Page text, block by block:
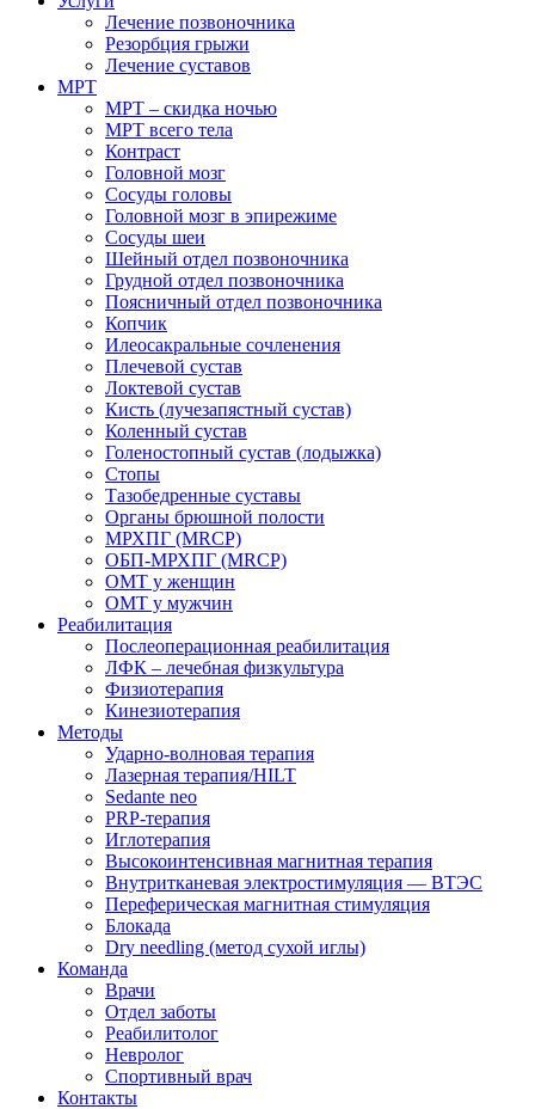
Лечение позвоночника
Резорбция грыжи
Лечение суставов
МРТ
МРТ – скидка ночью
МРТ всего тела
Контраст
Головной мозг
Сосуды головы
Головной мозг в эпирежиме
Сосуды шеи
Шейный отдел позвоночника
Грудной отдел позвоночника
Поясничный отдел позвоночника
Копчик
Илеосакральные сочленения
Плечевой сустав
Локтевой сустав
Кисть (лучезапястный сустав)
Коленный сустав
Голеностопный сустав (лодыжка)
Стопы
Тазобедренные суставы
Органы брюшной полости
МРХПГ (MRCP)
ОБП-МРХПГ (MRCP)
ОМТ у женщин
ОМТ у мужчин
Реабилитация
Послеоперационная реабилитация
ЛФК – лечебная физкультура
Физиотерапия
Кинезиотерапия
Методы
Ударно-волновая терапия
Лазерная терапия/HILT
Sedante neo
PRP-терапия
Иглотерапия
Высокоинтенсивная магнитная терапия
Внутритканевая электростимуляция — ВТЭС
Переферическая магнитная стимуляция
Блокада
Dry needling (метод сухой иглы)
Команда
Врачи
Отдел заботы
Реабилитолог
Невролог
Спортивный врач
Контакты